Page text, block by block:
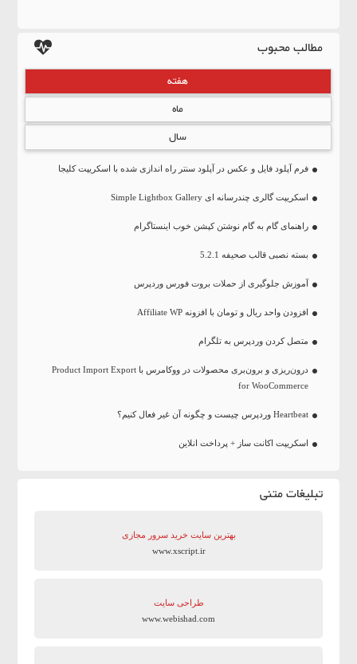
مطالب محبوب
هفته
ماه
سال
فرم آپلود فایل و عکس در آپلود سنتر راه اندازی شده با اسکریپت کلیجا
اسکریپت گالری چندرسانه ای Simple Lightbox Gallery
راهنمای گام به گام نوشتن کپشن خوب اینستاگرام
بسته نصبی قالب صحیفه 5.2.1
آموزش جلوگیری از حملات بروت فورس وردپرس
افزودن واحد ریال و تومان با افزونه Affiliate WP
متصل کردن وردپرس به تلگرام
درون‌ریزی و برون‌بری محصولات در ووکامرس با Product Import Export
for WooCommerce
Heartbeat وردپرس چیست و چگونه آن غیر فعال کنیم؟
اسکریپت اکانت ساز + پرداخت انلاین
تبلیغات متنی
بهترین سایت‌ خرید سرور مجازی
www.xscript.ir
طراحی سایت
www.webishad.com